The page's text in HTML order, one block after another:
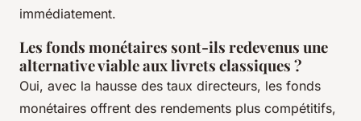
immédiatement.
Les fonds monétaires sont-ils redevenus une
alternative viable aux livrets classiques ?
Oui, avec la hausse des taux directeurs, les fonds
monétaires offrent des rendements plus compétitifs,